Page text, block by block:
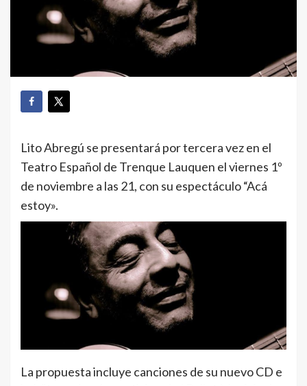
Lito Abregú se presentará por tercera vez en el
Teatro Español de Trenque Lauquen el viernes 1º
de noviembre a las 21, con su espectáculo “Acá
estoy».
La propuesta incluye canciones de su nuevo CD e